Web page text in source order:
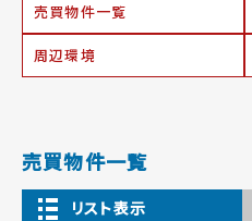
売買物件一覧
周辺環境
売買物件一覧
リスト表示